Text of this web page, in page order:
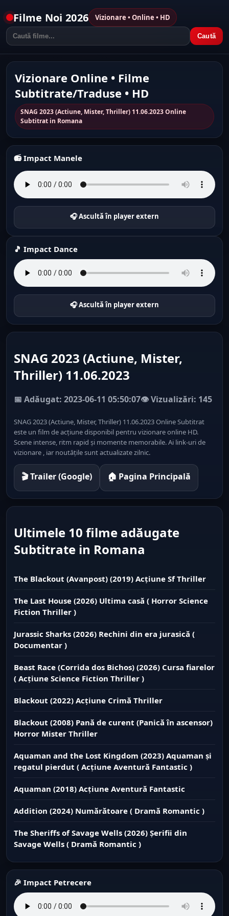
Filme Noi 2026 Vizionare • Online • HD
Caută
Vizionare Online • Filme
Subtitrate/Traduse • HD
SNAG 2023 (Actiune, Mister, Thriller) 11.06.2023 Online
Subtitrat in Romana
📻 Impact Manele
🎧 Ascultă în player extern
🎵 Impact Dance
🎧 Ascultă în player extern
SNAG 2023 (Actiune, Mister,
Thriller) 11.06.2023
📅 Adăugat: 2023-06-11 05:50:07👁️ Vizualizări: 145
SNAG 2023 (Actiune, Mister, Thriller) 11.06.2023 Online Subtitrat
este un film de acțiune disponibil pentru vizionare online HD.
Scene intense, ritm rapid și momente memorabile. Ai link-uri de
vizionare , iar noutățile sunt actualizate zilnic.
🎬 Trailer (Google) 🏠 Pagina Principală
Ultimele 10 filme adăugate
Subtitrate in Romana
The Blackout (Avanpost) (2019) Acțiune Sf Thriller
The Last House (2026) Ultima casă ( Horror Science
Fiction Thriller )
Jurassic Sharks (2026) Rechini din era jurasică (
Documentar )
Beast Race (Corrida dos Bichos) (2026) Cursa fiarelor
( Acțiune Science Fiction Thriller )
Blackout (2022) Acțiune Crimă Thriller
Blackout (2008) Pană de curent (Panică în ascensor)
Horror Mister Thriller
Aquaman and the Lost Kingdom (2023) Aquaman și
regatul pierdut ( Acțiune Aventură Fantastic )
Aquaman (2018) Acțiune Aventură Fantastic
Addition (2024) Numărătoare ( Dramă Romantic )
The Sheriffs of Savage Wells (2026) Șerifii din
Savage Wells ( Dramă Romantic )
🎉 Impact Petrecere